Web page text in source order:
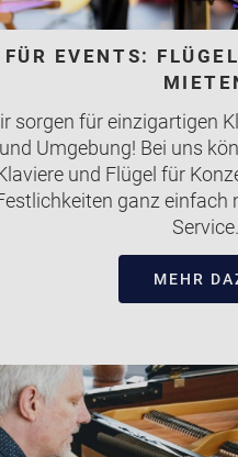
FÜR EVENTS:
sorgen für einzigartigen
und Umgebung! Bei uns
und Flügel für
ganz einfach
Service.
MEHR